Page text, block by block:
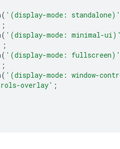
( '(display-mode: standalone)'
;
( '(display-mode: minimal-
;
( '(display-mode: fullscreen)'
;
( '(display-mode: window-
overlay' ;